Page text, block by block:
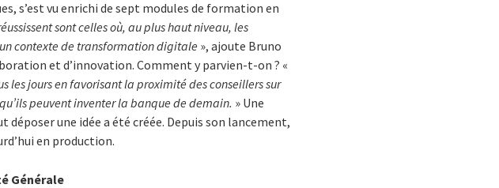
s’est vu enrichi de sept modules de formation en
sont celles où, au plus haut niveau, les
contexte de transformation digitale », ajoute Bruno
et d’innovation. Comment y parvien-t-on ? «
les jours en favorisant la proximité des conseillers sur
peuvent inventer la banque de demain. » Une
une idée a été créée. Depuis son lancement,
en production.
Générale